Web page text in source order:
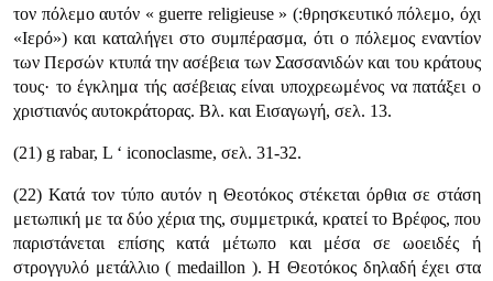
τον πό­λεμο αυτόν « guerre religieuse » (:θρησκευτικό πόλεμο, όχι
«Ιερό») και κατα­λήγει στο συμπέρασμα, ότι ο πόλεμος εναντίον
των Περσών κτυπά την ασέβεια των Σασσανιδών και του κράτους
τους· το έγκλημα τής ασέβειας είναι υποχρε­ωμένος να πατάξει ο
χριστιανός αυτοκράτορας. Βλ. και Εισαγωγή, σελ. 13.
(21) g rabar, L ‘ iconoclasme, σελ. 31-32.
(22) Κατά τον τύπο αυτόν η Θεοτόκος στέκεται όρθια σε στάση
μετωπική με τα δύο χέρια της, συμμετρικά, κρατεί το Βρέφος, που
παριστάνεται επίσης κατά μέτωπο και μέσα σε ωοειδές ή
στρογγυλό μετάλλιο ( medaillon ). Η Θεοτόκος δηλαδή έχει στα